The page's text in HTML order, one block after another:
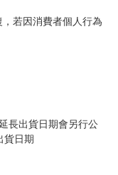
若因消費者個人行為
長出貨日期會另行公
貨日期